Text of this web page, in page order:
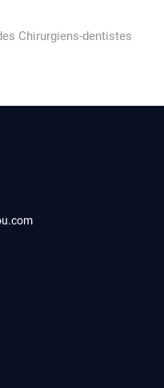
Chirurgiens-dentistes